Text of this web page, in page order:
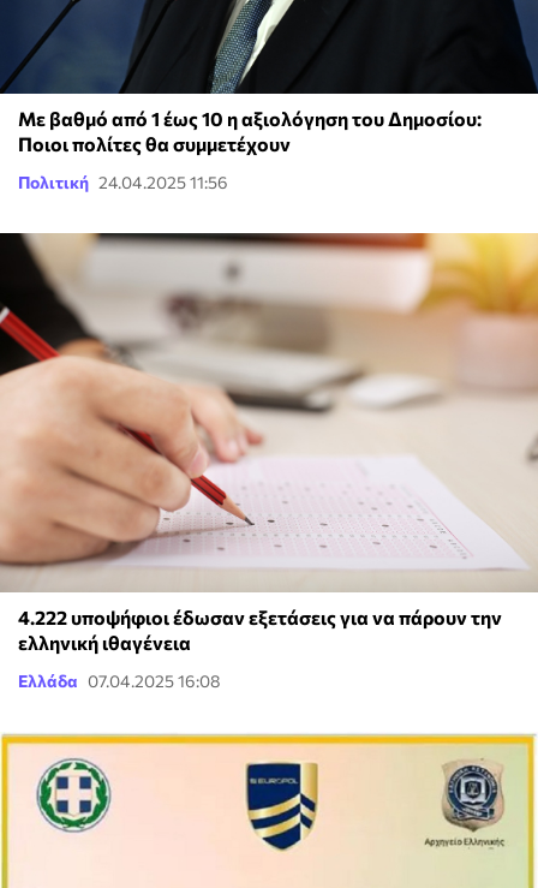
Με βαθμό από 1 έως 10 η αξιολόγηση του Δημοσίου:
Ποιοι πολίτες θα συμμετέχουν
Πολιτική 24.04.2025 11:56
4.222 υποψήφιοι έδωσαν εξετάσεις για να πάρουν την
ελληνική ιθαγένεια
Ελλάδα 07.04.2025 16:08